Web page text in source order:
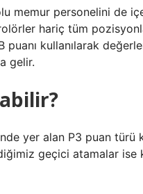
memur personelini de
hariç tüm
puanı kullanılarak
gelir.
yer alan P3 puan türü
geçici atamalar